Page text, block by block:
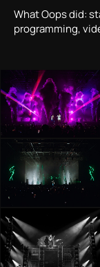
What Oops did:
programming,